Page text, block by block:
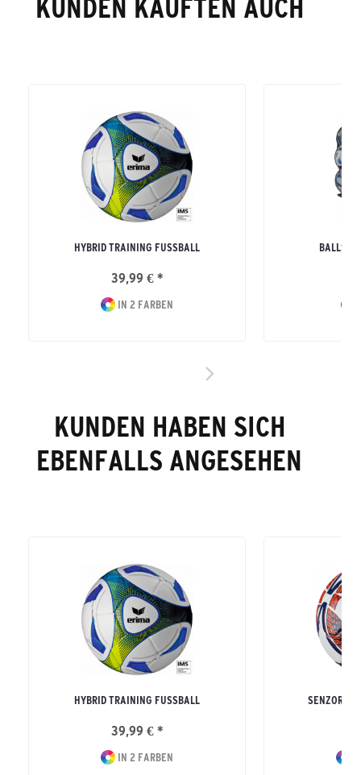
KUNDEN KAUFTEN AUCH
HYBRID TRAINING FUSSBALL
39,99 € *
IN 2 FARBEN
KUNDEN HABEN SICH
EBENFALLS ANGESEHEN
HYBRID TRAINING FUSSBALL
39,99 € *
IN 2 FARBEN
SENZOR